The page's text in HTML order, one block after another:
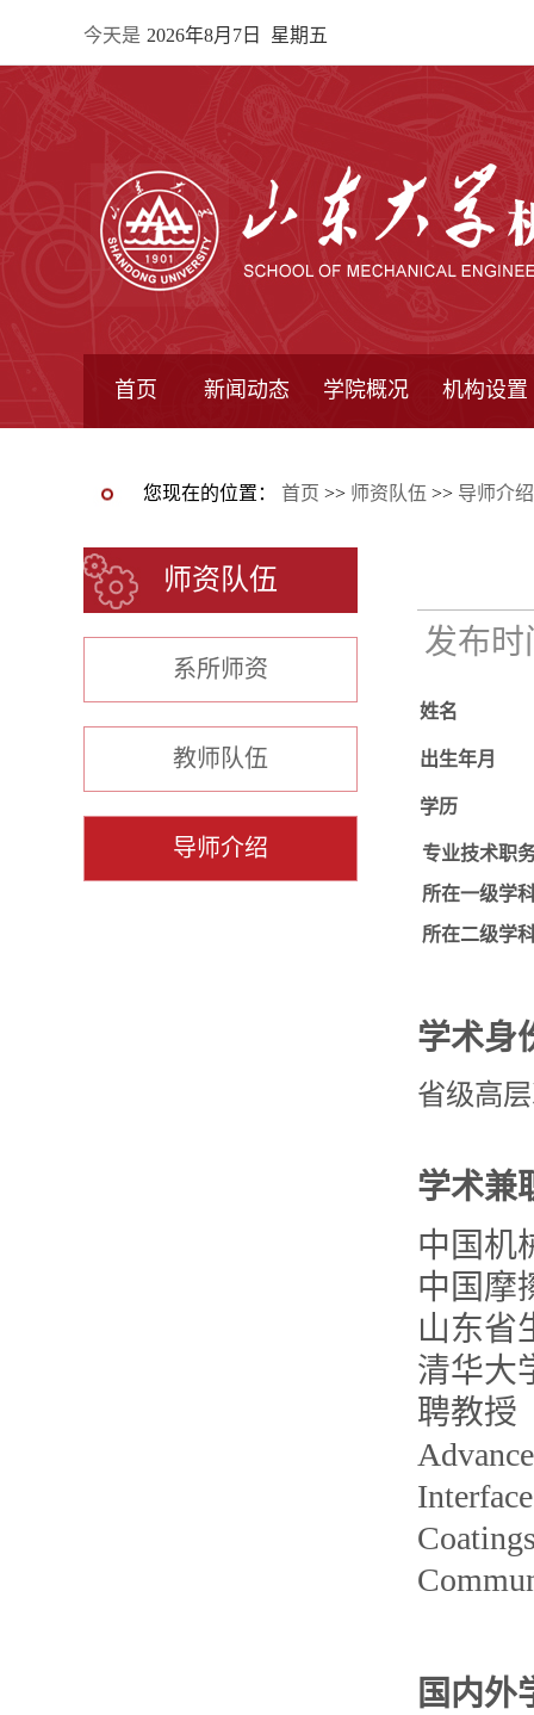
今天是 2026年8月7日 星期五
首页 新闻动态 学院概况 机构设置
您现在的位置： 首页 >> 师资队伍 >> 导师介绍
师资队伍
系所师资
教师队伍
导师介绍
发布
姓名
出生年月
学历
专业技术职
所在一级学
所在二级学
学术身
省级高
学术兼
中国机
中国摩
山东省
清华大
聘教授
国内外